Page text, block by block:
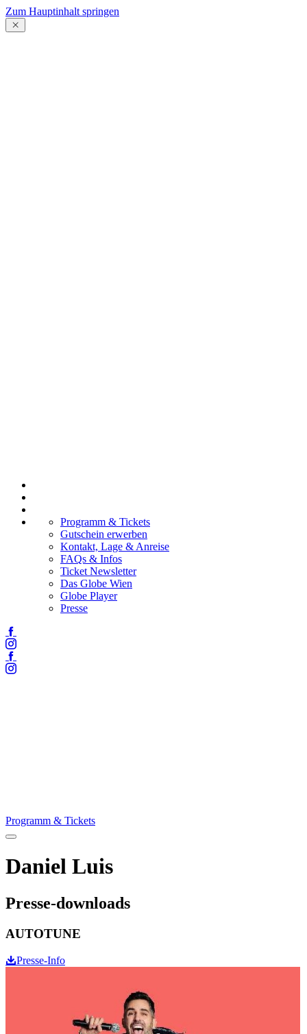
Zum Hauptinhalt springen
Menü
schließen
Programm & Tickets
Gutschein erwerben
Kontakt, Lage & Anreise
FAQs & Infos
Ticket Newsletter
Das Globe Wien
Globe Player
Presse
Facebook
Instagram
Facebook
Instagram
Programm & Tickets
Menü
Daniel Luis
Presse-downloads
AUTOTUNE
Presse-Info